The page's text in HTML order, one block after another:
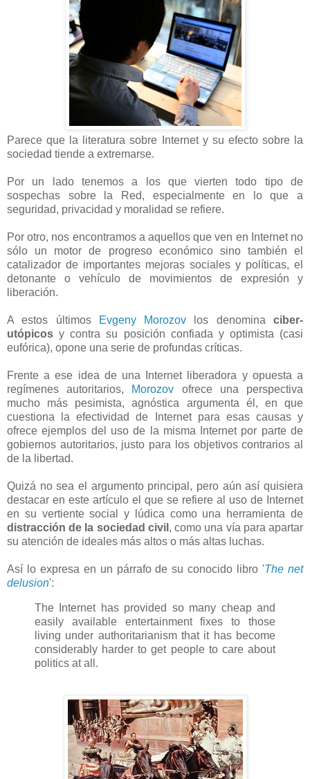
Parece que la literatura sobre Internet y su efecto sobre la
sociedad tiende a extremarse.
Por un lado tenemos a los que vierten todo tipo de
sospechas sobre la Red, especialmente en lo que a
seguridad, privacidad y moralidad se refiere.
Por otro, nos encontramos a aquellos que ven en Internet no
sólo un motor de progreso económico sino también el
catalizador de importantes mejoras sociales y políticas, el
detonante o vehículo de movimientos de expresión y
liberación.
A estos últimos Evgeny Morozov los denominaciber-
utópicos y contra su posición confiada y optimista (casi
eufórica), opone una serie de profundas críticas.
Frente a ese idea de una Internet liberadora y opuesta a
regímenes autoritarios, Morozov ofrece una perspectiva
mucho más pesimista, agnóstica argumenta él, en que
cuestiona la efectividad de Internet para esas causas y
ofrece ejemplos del uso de la misma Internet por parte de
gobiernos autoritarios, justo para los objetivos contrarios al
de la libertad.
Quizá no sea el argumento principal, pero aún así quisiera
destacar en este artículo el que se refiere al uso de Internet
en su vertiente social y lúdica como una herramienta de
distracción de la sociedad civil , como una vía para apartar
su atención de ideales más altos o más altas luchas.
Así lo expresa en un párrafo de su conocido libro 'The net
delusion':
The Internet has provided so many cheap and
easily available entertainment fixes to those
living under authoritarianism that it has become
considerably harder to get people to care about
politics at all.